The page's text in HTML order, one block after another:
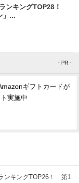
ンキングTOP28！
」...
- PR -
ギフトカードが
実施中
ンキングTOP26！ 第1